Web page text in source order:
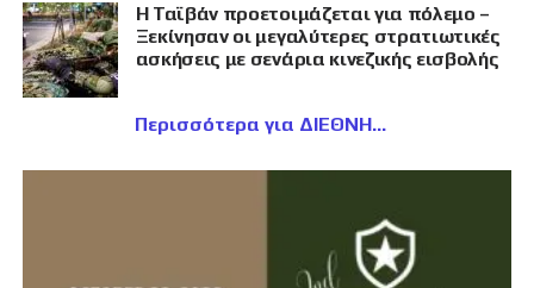
Η Ταϊβάν προετοιμάζεται για πόλεμο –
Ξεκίνησαν οι μεγαλύτερες στρατιωτικές
ασκήσεις με σενάρια κινεζικής εισβολής
Περισσότερα για ΔΙΕΘΝΗ